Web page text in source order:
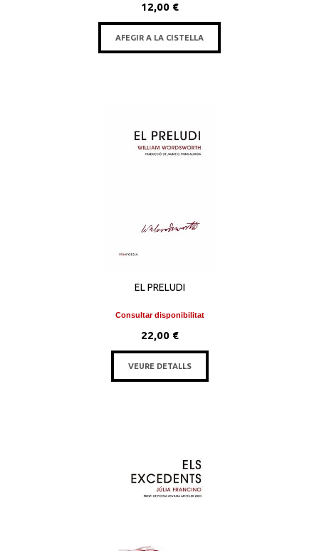
12,00 €
AFEGIR A LA CISTELLA
EL PRELUDI
Consultar disponibilitat
22,00 €
VEURE DETALLS